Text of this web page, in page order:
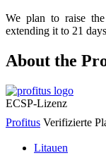
We plan to raise
extending it to 21
About the
ECSP-Lizenz
Profitus Verifizierte
Litauen